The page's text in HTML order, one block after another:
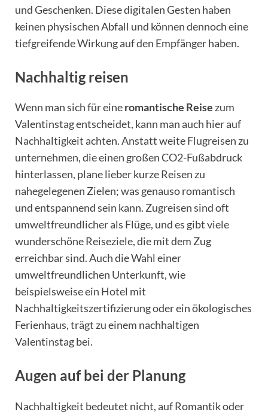
und Geschenken. Diese digitalen Gesten haben
keinen physischen Abfall und können dennoch eine
tiefgreifende Wirkung auf den Empfänger haben.
Nachhaltig reisen
Wenn man sich für eineromantische Reise zum
Valentinstag entscheidet, kann man auch hier auf
Nachhaltigkeit achten. Anstatt weite Flugreisen zu
unternehmen, die einen großen CO2-Fußabdruck
hinterlassen, plane lieber kurze Reisen zu
nahegelegenen Zielen; was genauso romantisch
und entspannend sein kann. Zugreisen sind oft
umweltfreundlicher als Flüge, und es gibt viele
wunderschöne Reiseziele, die mit dem Zug
erreichbar sind. Auch die Wahl einer
umweltfreundlichen Unterkunft, wie
beispielsweise ein Hotel mit
Nachhaltigkeitszertifizierung oder ein ökologisches
Ferienhaus, trägt zu einem nachhaltigen
Valentinstag bei.
Augen auf bei der Planung
Nachhaltigkeit bedeutet nicht, auf Romantik oder